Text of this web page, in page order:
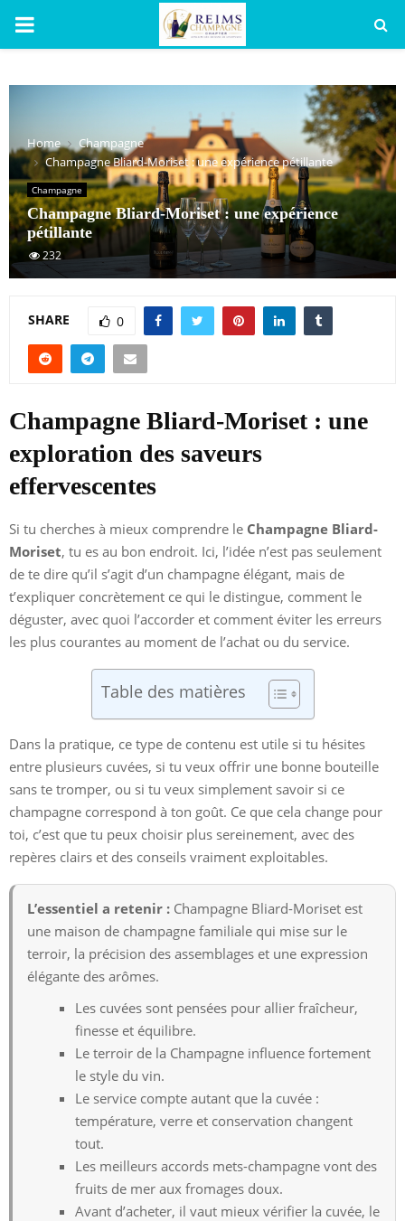
PRIMARY
Home
Champagne
Champagne Bliard-Moriset : une expérience pétillante
Champagne
Champagne Bliard-Moriset : une expérience
pétillante
232
SHARE 0
Champagne Bliard-Moriset : une
exploration des saveurs
effervescentes
Si tu cherches à mieux comprendre le Champagne Bliard-
Moriset, tu es au bon endroit. Ici, l’idée n’est pas seulement
de te dire qu’il s’agit d’un champagne élégant, mais de
t’expliquer concrètement ce qui le distingue, comment le
déguster, avec quoi l’accorder et comment éviter les erreurs
les plus courantes au moment de l’achat ou du service.
Table des matières
Dans la pratique, ce type de contenu est utile si tu hésites
entre plusieurs cuvées, si tu veux offrir une bonne bouteille
sans te tromper, ou si tu veux simplement savoir si ce
champagne correspond à ton goût. Ce que cela change pour
toi, c’est que tu peux choisir plus sereinement, avec des
repères clairs et des conseils vraiment exploitables.
L’essentiel a retenir : Champagne Bliard-Moriset est
une maison de champagne familiale qui mise sur le
terroir, la précision des assemblages et une expression
élégante des arômes.
Les cuvées sont pensées pour allier fraîcheur,
finesse et équilibre.
Le terroir de la Champagne influence fortement
le style du vin.
Le service compte autant que la cuvée :
température, verre et conservation changent
tout.
Les meilleurs accords mets-champagne vont des
fruits de mer aux fromages doux.
Avant d’acheter, il vaut mieux vérifier la cuvée, le